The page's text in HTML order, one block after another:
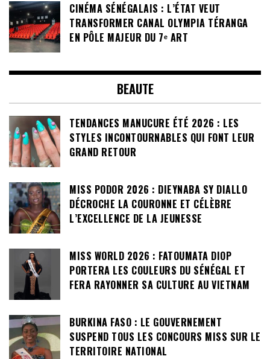
CINÉMA SÉNÉGALAIS : L’ÉTAT VEUT
TRANSFORMER CANAL OLYMPIA TÉRANGA
EN PÔLE MAJEUR DU 7ᵉ ART
BEAUTE
TENDANCES MANUCURE ÉTÉ 2026 : LES
STYLES INCONTOURNABLES QUI FONT LEUR
GRAND RETOUR
MISS PODOR 2026 : DIEYNABA SY DIALLO
DÉCROCHE LA COURONNE ET CÉLÈBRE
L’EXCELLENCE DE LA JEUNESSE
MISS WORLD 2026 : FATOUMATA DIOP
PORTERA LES COULEURS DU SÉNÉGAL ET
FERA RAYONNER SA CULTURE AU VIETNAM
BURKINA FASO : LE GOUVERNEMENT
SUSPEND TOUS LES CONCOURS MISS SUR LE
TERRITOIRE NATIONAL